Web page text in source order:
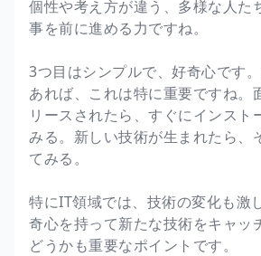
個性や考え方が違う、多様な人た
事を前に進める力ですね。
3つ目はシンプルで、好奇心です
あれば、これは特に重要ですね。
リースされたら、すぐにインスト
みる。新しい技術が生まれたら、
てみる。
特にIT領域では、技術の変化も激
奇心を持って新たな技術をキャッ
どうかも重要なポイントです。